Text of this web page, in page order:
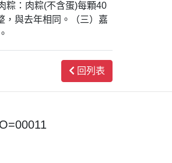
粽：肉粽(不含蛋)每顆40
，與去年相同。（三）嘉
回列表